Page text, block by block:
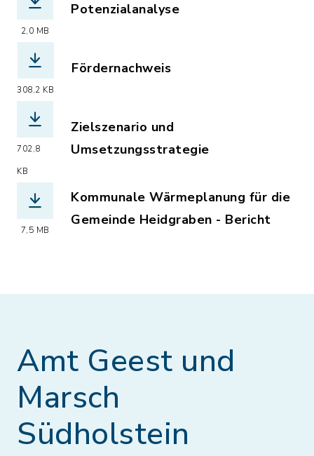
2,0 MB
Potenzialanalyse
308,2 KB
Fördernachweis
702,8
KB
Zielszenario und
Umsetzungsstrategie
7,5 MB
Kommunale Wärmeplanung für die
Gemeinde Heidgraben - Bericht
Amt Geest und
Marsch
Südholstein